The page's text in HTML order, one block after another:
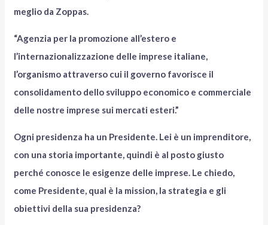
meglio da Zoppas.
“Agenzia per la promozione all’estero e
l’internazionalizzazione delle imprese italiane,
l’organismo attraverso cui il governo favorisce il
consolidamento dello sviluppo economico e commerciale
delle nostre imprese sui mercati esteri.”
Ogni presidenza ha un Presidente. Lei è un imprenditore,
con una storia importante, quindi è al posto giusto
perché conosce le esigenze delle imprese. Le chiedo,
come Presidente, qual è la mission, la strategia e gli
obiettivi della sua presidenza?